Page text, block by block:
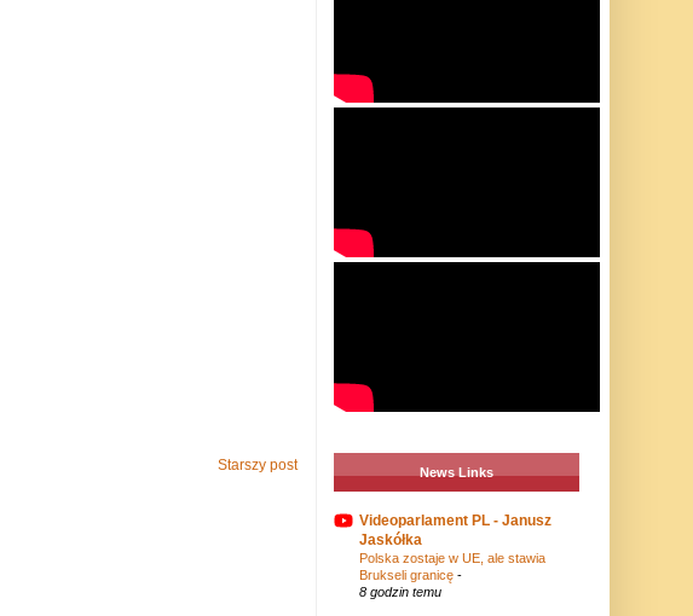
Starszy post News Links
Videoparlament PL - Janusz
Jaskółka
Polska zostaje w UE, ale stawia
Brukseli granicę -
8 godzin temu